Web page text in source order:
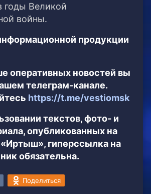
Великой
войны.
продукции
оперативных новостей вы
телеграм-канале.
https://t.me/vestiomsk
текстов, фото- и
опубликованных на
гиперссылка на
обязательна.
Поделиться